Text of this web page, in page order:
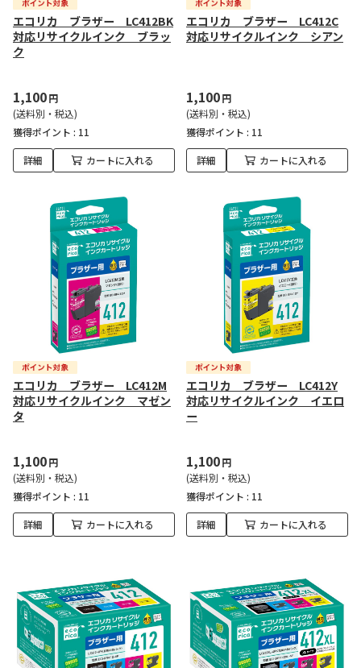
エコリカ ブラザー LC412BK
対応リサイクルインク ブラッ
ク
1,100円
(送料別・税込)
獲得ポイント : 11
詳細 カートに入れる
エコリカ ブラザー LC412C
対応リサイクルインク シアン
1,100円
(送料別・税込)
獲得ポイント : 11
詳細 カートに入れる
エコリカ ブラザー LC412M
対応リサイクルインク マゼン
タ
1,100円
(送料別・税込)
獲得ポイント : 11
詳細 カートに入れる
エコリカ ブラザー LC412Y
対応リサイクルインク イエロ
ー
1,100円
(送料別・税込)
獲得ポイント : 11
詳細 カートに入れる